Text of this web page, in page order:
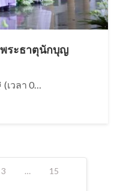
ระธาตุนักบุญ
(เวลา 0…
3 … 15